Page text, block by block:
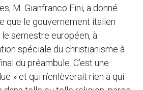
M. Gianfranco Fini, a donné
que le gouvernement italien
le semestre européen, à
spéciale du christianisme à
du préambule. C’est une
» et qui n’enlèverait rien à qui